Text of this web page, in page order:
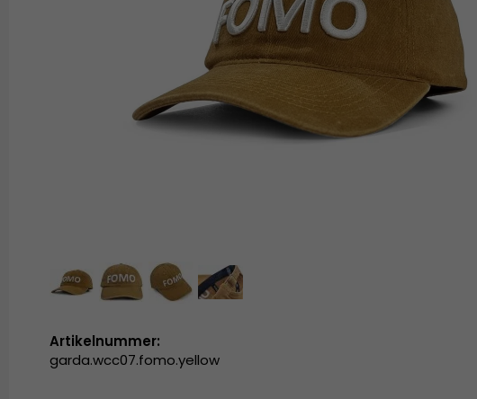
Artikelnummer:
garda.wcc07.fomo.yellow